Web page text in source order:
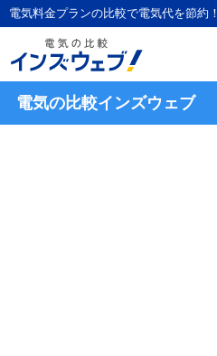
電気料金プランの比較で電気代を節約！
電気の比較インズウェブ